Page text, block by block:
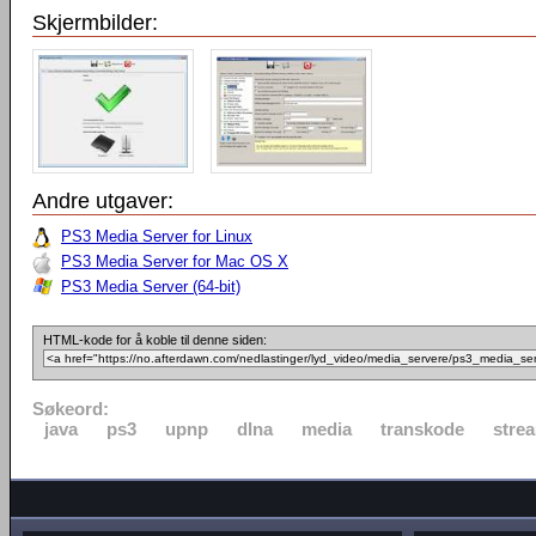
Skjermbilder:
Andre utgaver:
PS3 Media Server for Linux
PS3 Media Server for Mac OS X
PS3 Media Server (64-bit)
HTML-kode for å koble til denne siden:
Søkeord:
java
ps3 upnp dlna media transkode